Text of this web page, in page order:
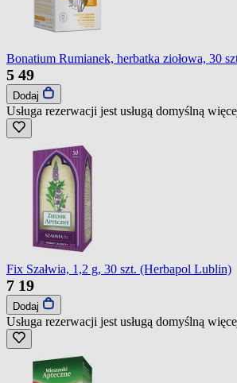
Bonatium Rumianek, herbatka ziołowa, 30
5 49
Dodaj
Usługa rezerwacji jest usługą domyślną
Fix Szałwia, 1,2 g, 30 szt. (Herbapol Lublin)
7 19
Dodaj
Usługa rezerwacji jest usługą domyślną